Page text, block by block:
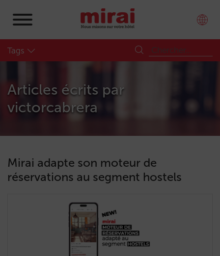
Tags
Articles écrits par
victorcabrera
Mirai adapte son moteur de
réservations au segment hostels